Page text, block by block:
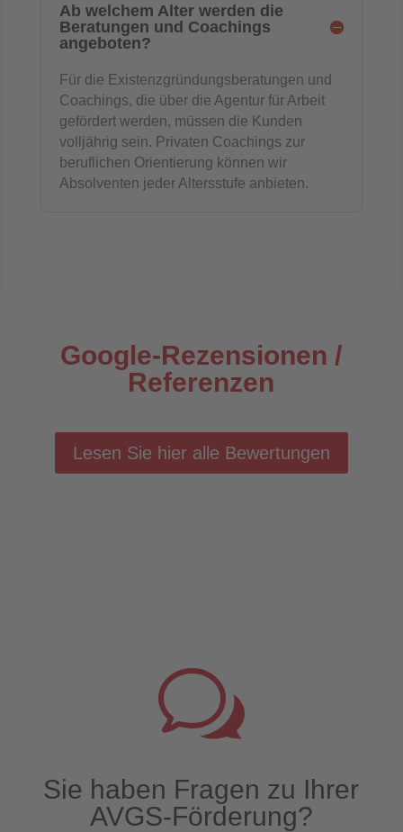
Ab welchem Alter werden die
Beratungen und Coachings
angeboten?
Für die Existenzgründungsberatungen und
Coachings, die über die Agentur für Arbeit
gefördert werden, müssen die Kunden
volljährig sein. Privaten Coachings zur
beruflichen Orientierung können wir
Absolventen jeder Altersstufe anbieten.
Google-Rezensionen /
Referenzen
Lesen Sie hier alle Bewertungen
w
Sie haben Fragen zu Ihrer
AVGS-Förderung?